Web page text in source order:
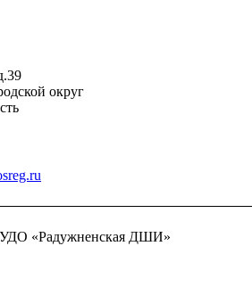
округ
«Радужненская ДШИ»